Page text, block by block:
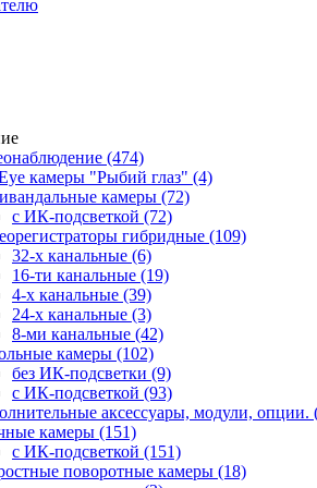
(474)
камеры "Рыбий глаз" (4)
камеры (72)
с ИК-подсветкой (72)
гибридные (109)
32-х канальные (6)
16-ти канальные (19)
4-х канальные (39)
24-х канальные (3)
8-ми канальные (42)
камеры (102)
без ИК-подсветки (9)
с ИК-подсветкой (93)
аксессуары, модули, опции.
камеры (151)
с ИК-подсветкой (151)
поворотные камеры (18)